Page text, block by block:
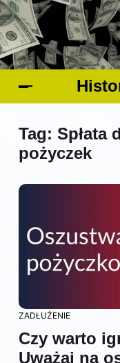
Tag: Spłata
pożyczek
ZADŁUŻENIE
Czy warto
Uważaj na